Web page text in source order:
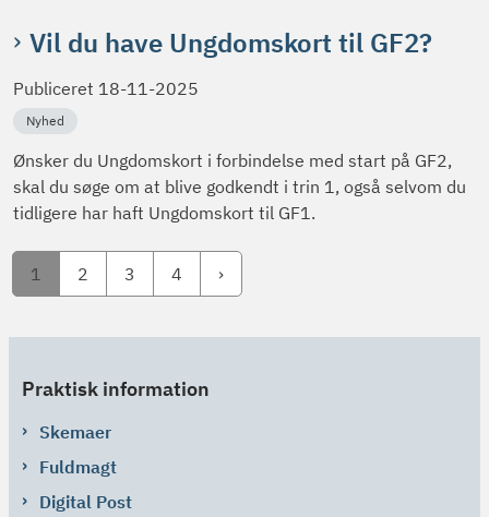
Vil du have Ungdomskort til GF2?
Publiceret 18-11-2025
Nyhed
Ønsker du Ungdomskort i forbindelse med start på GF2,
skal du søge om at blive godkendt i trin 1, også selvom du
tidligere har haft Ungdomskort til GF1.
1 2 3 4
Praktisk information
Skemaer
Fuldmagt
Digital Post